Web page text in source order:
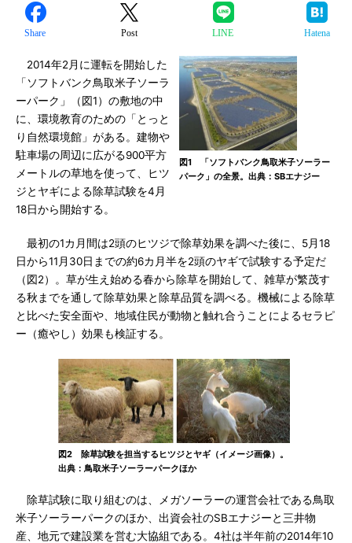
Share Post LINE Hatena
図1 「ソフトバンク鳥取米子ソーラー
パーク」の全景。出典：SBエナジー
2014年2月に運転を開始した
「ソフトバンク鳥取米子ソーラ
ーパーク」（図1）の敷地の中
に、環境教育のための「とっと
り自然環境館」がある。建物や
駐車場の周辺に広がる900平方
メートルの草地を使って、ヒツ
ジとヤギによる除草試験を4月
18日から開始する。
最初の1カ月間は2頭のヒツジで除草効果を調べた後に、5月18
日から11月30日までの約6カ月半を2頭のヤギで試験する予定だ
（図2）。草が生え始める春から除草を開始して、雑草が繁茂す
る秋までを通して除草効果と除草品質を調べる。機械による除草
と比べた安全面や、地域住民が動物と触れ合うことによるセラピ
ー（癒やし）効果も検証する。
図2 除草試験を担当するヒツジとヤギ（イメージ画像）。
出典：鳥取米子ソーラーパークほか
除草試験に取り組むのは、メガソーラーの運営会社である鳥取
米子ソーラーパークのほか、出資会社のSBエナジーと三井物
産、地元で建設業を営む大協組である。4社は半年前の2014年10